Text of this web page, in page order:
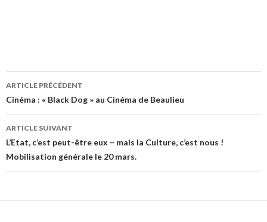
Navigation
des
articles
ARTICLE PRÉCÉDENT
Cinéma : « Black Dog » au Cinéma de Beaulieu
ARTICLE SUIVANT
L’Etat, c’est peut-être eux – mais la Culture, c’est nous !
Mobilisation générale le 20 mars.